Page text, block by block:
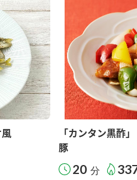
「カンタン黒酢
豚
20 分